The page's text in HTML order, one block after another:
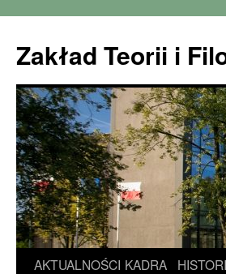
Zakład Teorii i
Przejdź
AKTUALNOŚCI KADRA